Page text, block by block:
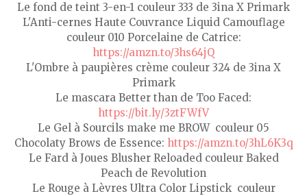
Le fond de teint 3-en-1 couleur 333 de 3ina X Primark
L'Anti-cernes Haute Couvrance Liquid Camouflage
couleur 010 Porcelaine de Catrice:
https://amzn.to/3hs64jQ
L'Ombre à paupières crème couleur 324 de 3ina X
Primark
Le mascara Better than de Too Faced:
https://bit.ly/3ztFWfV
Le Gel à Sourcils make me BROW couleur 05
Chocolaty Brows de Essence: https://amzn.to/3hL6K3q
Le Fard à Joues Blusher Reloaded couleur Baked
Peach de Revolution
Le Rouge à Lèvres Ultra Color Lipstick couleur